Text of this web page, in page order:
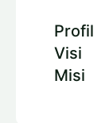
Profil
Visi
Misi